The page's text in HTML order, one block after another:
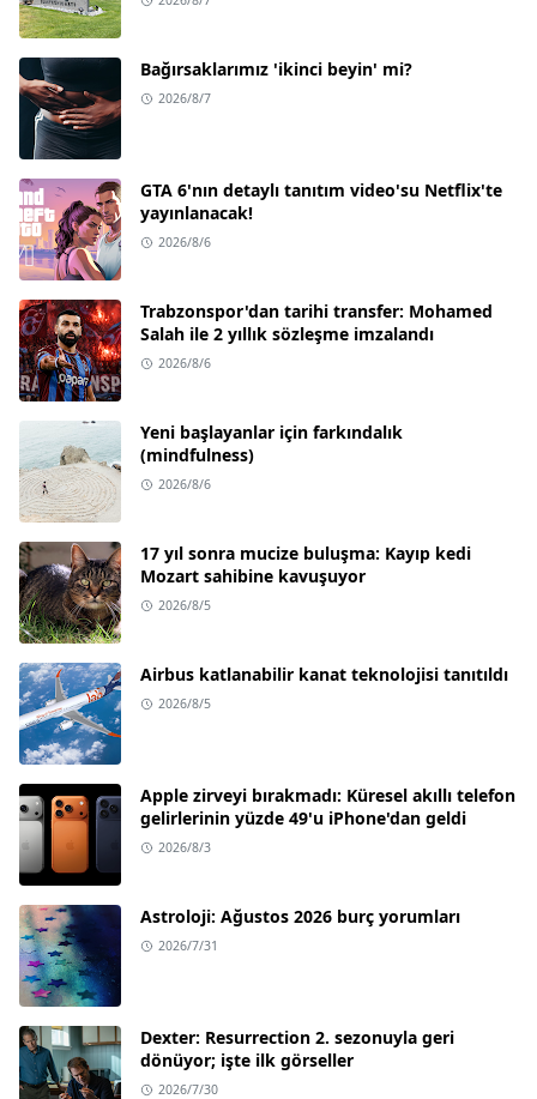
Bağırsaklarımız 'ikinci beyin' mi?
2026/8/7
GTA 6'nın detaylı tanıtım video'su Netflix'te
yayınlanacak!
2026/8/6
Trabzonspor'dan tarihi transfer: Mohamed
Salah ile 2 yıllık sözleşme imzalandı
2026/8/6
Yeni başlayanlar için farkındalık
(mindfulness)
2026/8/6
17 yıl sonra mucize buluşma: Kayıp kedi
Mozart sahibine kavuşuyor
2026/8/5
Airbus katlanabilir kanat teknolojisi tanıtıldı
2026/8/5
Apple zirveyi bırakmadı: Küresel akıllı telefon
gelirlerinin yüzde 49'u iPhone'dan geldi
2026/8/3
Astroloji: Ağustos 2026 burç yorumları
2026/7/31
Dexter: Resurrection 2. sezonuyla geri
dönüyor; işte ilk görseller
2026/7/30